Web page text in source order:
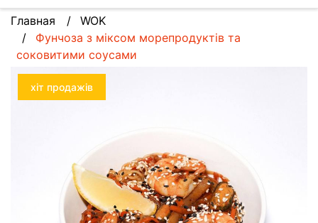
Главная
WOK
Фунчоза з міксом морепродуктів та
соковитими соусами
хіт продажів